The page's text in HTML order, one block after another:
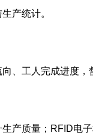
产统计。
、工人完成进度
产质量；RFID电